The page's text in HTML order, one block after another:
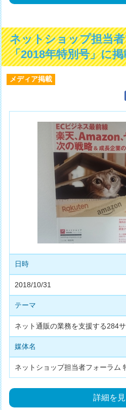
ネットショップ担当
「2018年特別号」に
メディア掲載
日時
2018/10/31
テーマ
ネット通販の業務を支援する284
媒体名
ネットショップ担当者フォーラム
詳細を